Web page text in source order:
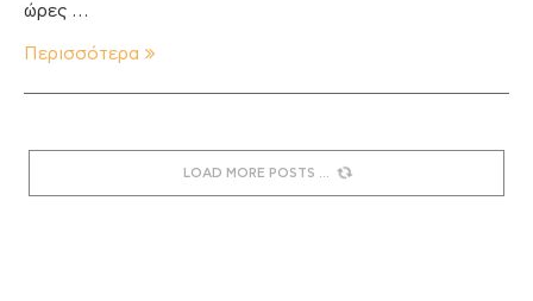
ώρες …
Περισσότερα
LOAD MORE POSTS